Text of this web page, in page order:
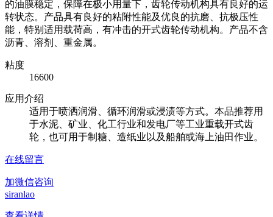
的油膜稳定，保障在极小用量下，齿轮传动机构具有良好的运
转状态。产品具有良好的粘附性能及优良的抗磨、抗极压性
能，特别适用载荷高，有冲击的开式齿轮传动机构。产品不含
沥青、溶剂、重金属。
粘度
16600
应用介绍
适用于喷洒润滑、循环润滑或浸渍等方式。本品推荐用
于水泥、矿业、化工行业和发电厂等工业重载开式齿
轮，也可用于制糖、造纸业以及船舶或海上油田作业。
在线留言
加微信咨询
siranlao